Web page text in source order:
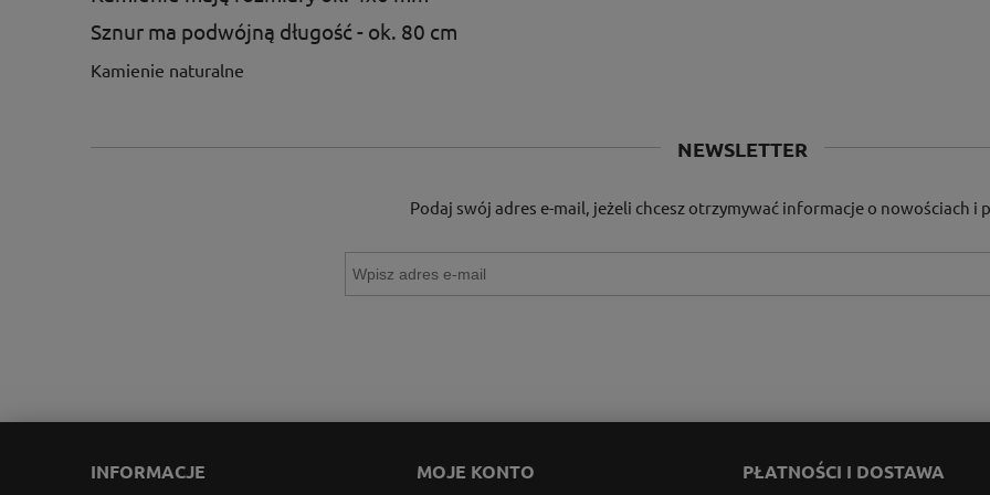
Sznur ma podwójną długość - ok. 80 cm
Kamienie naturalne
NEWSLETTER
Podaj swój adres e-mail, jeżeli chcesz otrzymywać informacje o nowościach i
INFORMACJE MOJE KONTO PŁATNOŚCI I DOSTAWA